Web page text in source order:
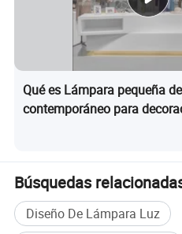
Qué es Lámpara pequeña
contemporáneo para
Búsquedas
Diseño De Lámpara Luz